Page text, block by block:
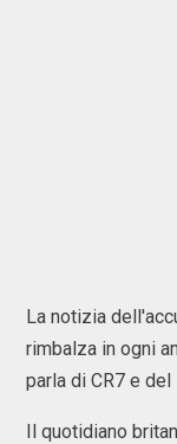
La notizia
rimbalza in ogni
parla di CR7 e
Il quotidiano